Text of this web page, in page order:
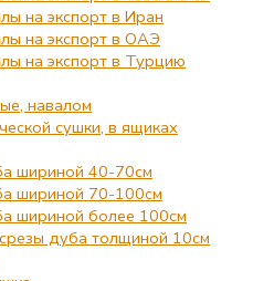
на экспорт в Иран
на экспорт в ОАЭ
на экспорт в Турцию
навалом
сушки, в ящиках
шириной 40-70см
шириной 70-100см
шириной более 100см
дуба толщиной 10см